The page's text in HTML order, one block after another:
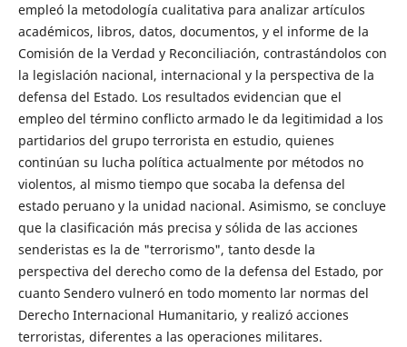
empleó la metodología cualitativa para analizar artículos
académicos, libros, datos, documentos, y el informe de la
Comisión de la Verdad y Reconciliación, contrastándolos con
la legislación nacional, internacional y la perspectiva de la
defensa del Estado. Los resultados evidencian que el
empleo del término conflicto armado le da legitimidad a los
partidarios del grupo terrorista en estudio, quienes
continúan su lucha política actualmente por métodos no
violentos, al mismo tiempo que socaba la defensa del
estado peruano y la unidad nacional. Asimismo, se concluye
que la clasificación más precisa y sólida de las acciones
senderistas es la de "terrorismo", tanto desde la
perspectiva del derecho como de la defensa del Estado, por
cuanto Sendero vulneró en todo momento lar normas del
Derecho Internacional Humanitario, y realizó acciones
terroristas, diferentes a las operaciones militares.